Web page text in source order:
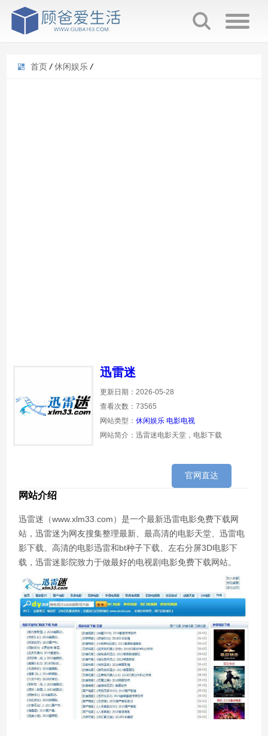
首页 / 休闲娱乐 /
迅雷迷
更新日期：2026-05-28
查看次数：73565
网站类型：休闲娱乐 电影电视
网站简介：迅雷迷电影天堂，电影下载
官网直达
网站介绍
迅雷迷（www.xlm33.com）是一个最新迅雷电影免费下载网
站，迅雷迷为网友搜集整理最新、最高清的电影天堂、迅雷电
影下载、高清的电影迅雷和bt种子下载、左右分屏3D电影下
载，迅雷迷影院致力于做最好的电视剧电影免费下载网站。